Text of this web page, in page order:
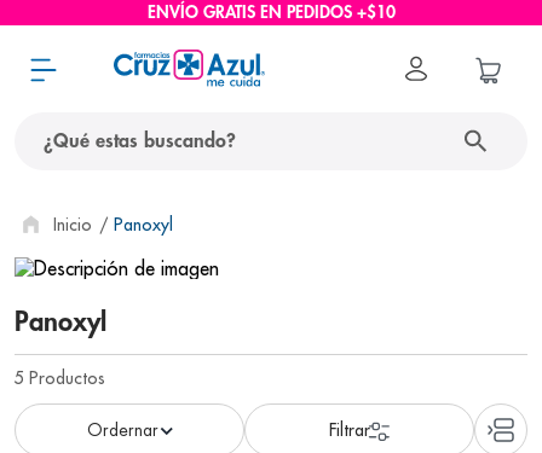
ENVÍO GRATIS EN PEDIDOS +$10
Panoxyl
Panoxyl
5 Productos
términos más buscados
1. protector solar
2. pañales
3. eucerin
4. cerave
nivea